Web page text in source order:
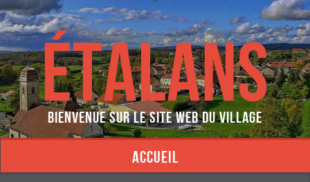
ÉTALANS
Bienvenue sur le site web du village
accueil